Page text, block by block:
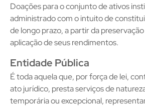
Doações para o conjunto de ativos
administrado com o intuito de
de longo prazo, a partir da
aplicação de seus rendimentos.
Entidade Pública
É toda aquela que, por força de lei,
ato jurídico, presta serviços de
temporária ou excepcional,